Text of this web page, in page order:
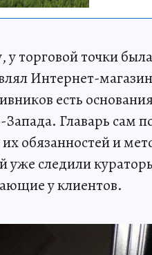
у торговой точки
Интернет-
есть
Главарь сам
обязанностей и
уже следили
у клиентов.